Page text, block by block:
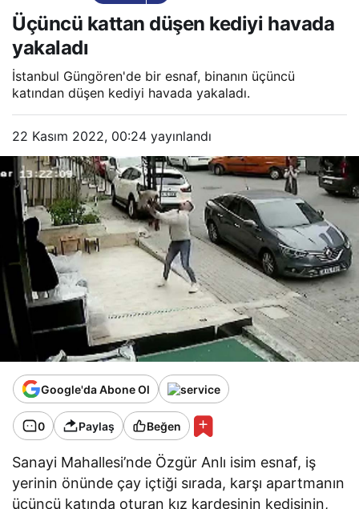
Üçüncü kattan düşen kediyi havada
yakaladı
İstanbul Güngören'de bir esnaf, binanın üçüncü
katından düşen kediyi havada yakaladı.
22 Kasım 2022, 00:24 yayınlandı
Google'da Abone Ol
0 Paylaş Beğen
Sanayi Mahallesi’nde Özgür Anlı isim esnaf, iş
yerinin önünde çay içtiği sırada, karşı apartmanın
üçüncü katında oturan kız kardeşinin kedisinin,